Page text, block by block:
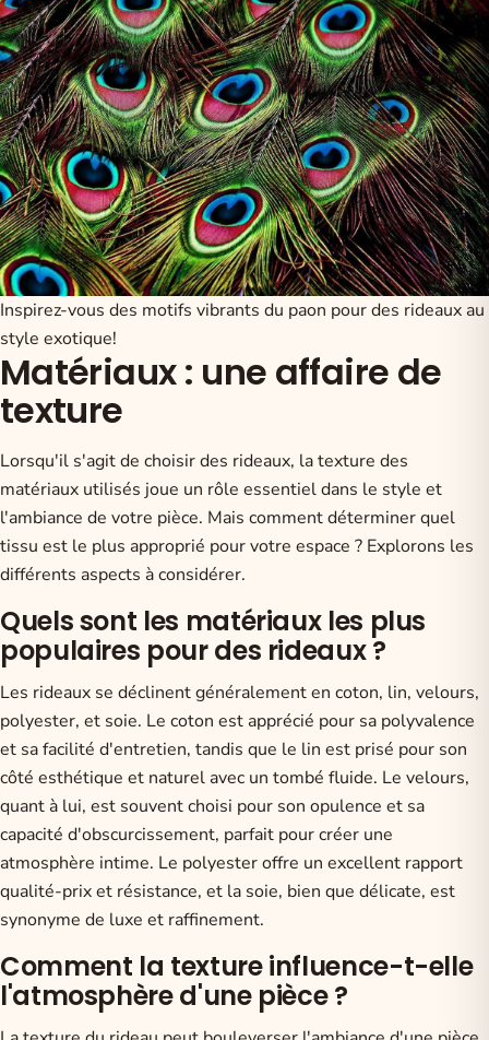
Inspirez-vous des motifs vibrants du paon pour des rideaux au
style exotique!
Matériaux : une affaire de
texture
Lorsqu'il s'agit de choisir des rideaux, la texture des
matériaux utilisés joue un rôle essentiel dans le style et
l'ambiance de votre pièce. Mais comment déterminer quel
tissu est le plus approprié pour votre espace ? Explorons les
différents aspects à considérer.
Quels sont les matériaux les plus
populaires pour des rideaux ?
Les rideaux se déclinent généralement en coton, lin, velours,
polyester, et soie. Le coton est apprécié pour sa polyvalence
et sa facilité d'entretien, tandis que le lin est prisé pour son
côté esthétique et naturel avec un tombé fluide. Le velours,
quant à lui, est souvent choisi pour son opulence et sa
capacité d'obscurcissement, parfait pour créer une
atmosphère intime. Le polyester offre un excellent rapport
qualité-prix et résistance, et la soie, bien que délicate, est
synonyme de luxe et raffinement.
Comment la texture influence-t-elle
l'atmosphère d'une pièce ?